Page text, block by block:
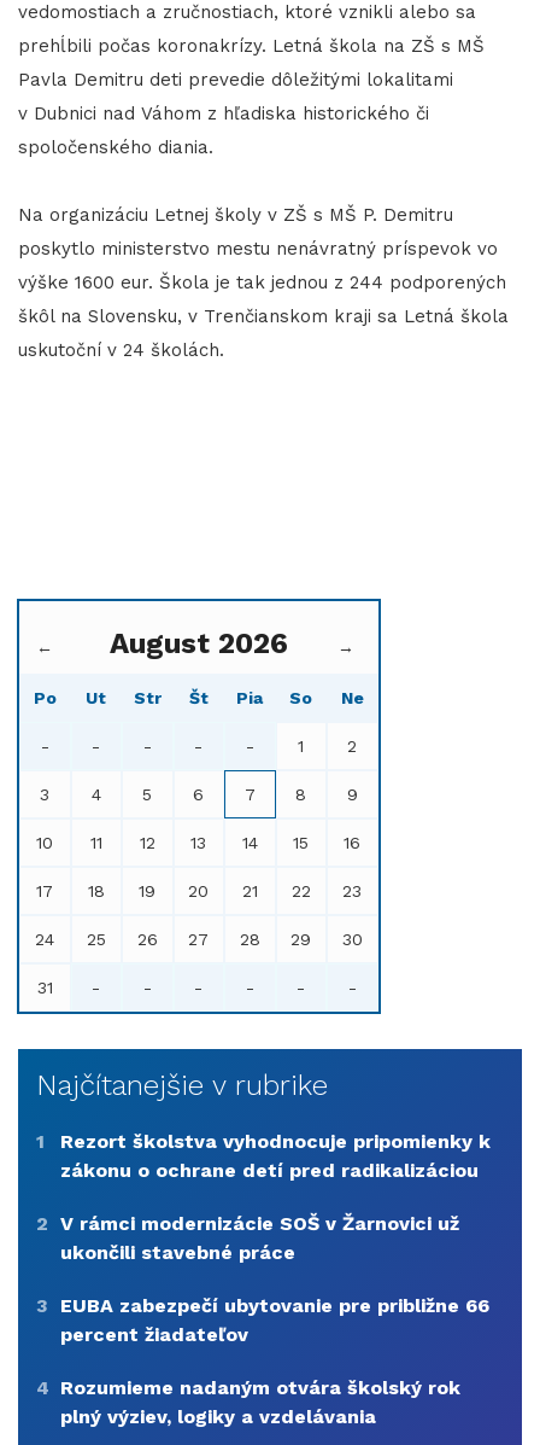
vedomostiach a zručnostiach, ktoré vznikli alebo sa
prehĺbili počas koronakrízy. Letná škola na ZŠ s MŠ
Pavla Demitru deti prevedie dôležitými lokalitami
v Dubnici nad Váhom z hľadiska historického či
spoločenského diania.
Na organizáciu Letnej školy v ZŠ s MŠ P. Demitru
poskytlo ministerstvo mestu nenávratný príspevok vo
výške 1600 eur. Škola je tak jednou z 244 podporených
škôl na Slovensku, v Trenčianskom kraji sa Letná škola
uskutoční v 24 školách.
← August 2026 →
Po Ut Str Št Pia So Ne
- - - - - 1 2
3 4 5 6 7 8 9
10 11 12 13 14 15 16
17 18 19 20 21 22 23
24 25 26 27 28 29 30
31 - - - - - -
Najčítanejšie v rubrike
1
Rezort školstva vyhodnocuje pripomienky k
zákonu o ochrane detí pred radikalizáciou
2 V rámci modernizácie SOŠ v Žarnovici už
ukončili stavebné práce
3
EUBA zabezpečí ubytovanie pre približne 66
percent žiadateľov
4 Rozumieme nadaným otvára školský rok
plný výziev, logiky a vzdelávania